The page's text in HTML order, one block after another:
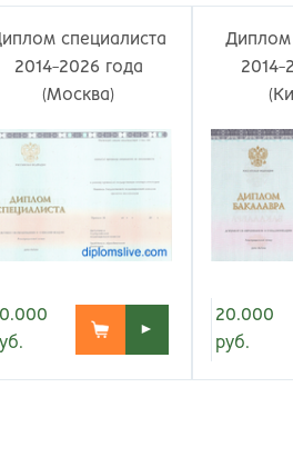
Тагил
Тольятти
Тюмень
Улан-Удэ
Ульяновск
Чита
специалиста
2014-2026 года
(Москва)
►
Диплом
2014-
20.000
руб.